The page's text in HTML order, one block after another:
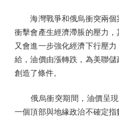
海灣戰爭和俄烏衝突兩個
衝擊會產生經濟滯脹的壓力，
又會進一步強化經濟下行壓
給，油價由漲轉跌，為美聯
創造了條件。
俄烏衝突期間，油價呈現
一個頂部與地緣政治不確定指